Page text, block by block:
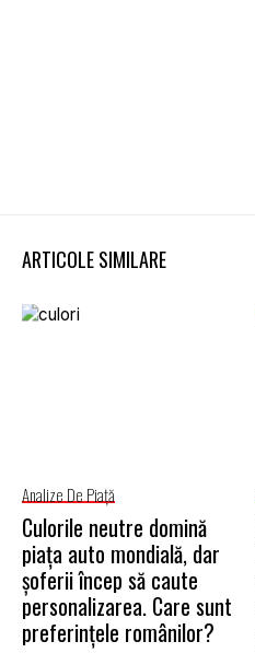
ARTICOLE SIMILARE
Analize De Piață
Culorile neutre domină
piața auto mondială, dar
șoferii încep să caute
personalizarea. Care sunt
preferințele românilor?